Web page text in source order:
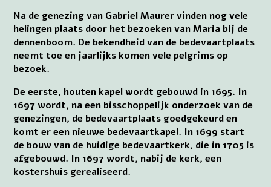
Na de genezing van Gabriel Maurer vinden nog vele
helingen plaats door het bezoeken van Maria bij de
dennenboom. De bekendheid van de bedevaartplaats
neemt toe en jaarlijks komen vele pelgrims op
bezoek.
De eerste, houten kapel wordt gebouwd in 1695. In
1697 wordt, na een bisschoppelijk onderzoek van de
genezingen, de bedevaartplaats goedgekeurd en
komt er een nieuwe bedevaartkapel. In 1699 start
de bouw van de huidige bedevaartkerk, die in 1705 is
afgebouwd. In 1697 wordt, nabij de kerk, een
kostershuis gerealiseerd.